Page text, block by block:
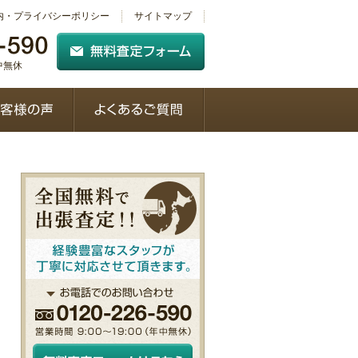
・プライバシーポリシー サイトマップ
無休